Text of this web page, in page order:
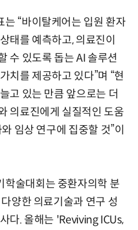
“바이탈케어는 입원 환자
태를 예측하고, 의료진이
수 있도록 돕는 AI 솔루션
치를 제공하고 있다”며 “현
고 있는 만큼 앞으로는 더
의료진에게 실질적인 도움
임상 연구에 집중할 것”이
학술대회는 중환자의학 분
양한 의료기술과 연구 성
다. 올해는 'Reviving ICUs,